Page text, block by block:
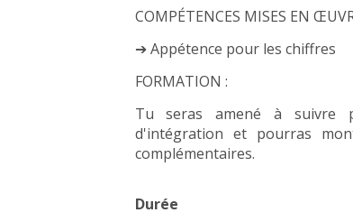
COMPÉTENCES MISES EN
➔ Appétence pour les chiffres
FORMATION :
Tu seras amené à suivre
d'intégration et pourras
complémentaires.
Durée